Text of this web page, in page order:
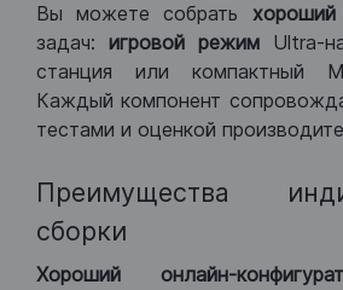
Вы можете собрать
задач: игровой режим Ultra-
станция или компактный
Каждый компонент
тестами и оценкой
Преимущества
сборки
Хороший онлайн-